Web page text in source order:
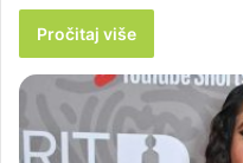
Pročitaj više